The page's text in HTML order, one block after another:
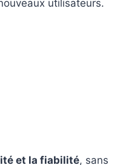
utilisateurs.
et la fiabilité, sans